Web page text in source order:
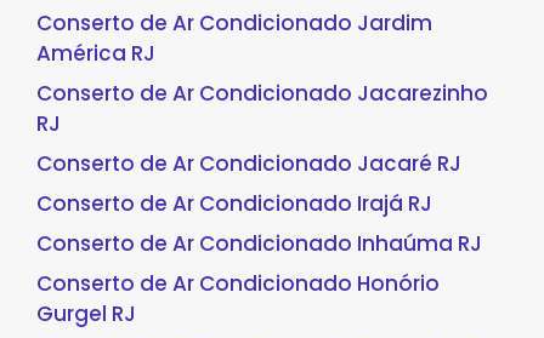
Conserto de Ar Condicionado Jardim
América RJ
Conserto de Ar Condicionado Jacarezinho
RJ
Conserto de Ar Condicionado Jacaré RJ
Conserto de Ar Condicionado Irajá RJ
Conserto de Ar Condicionado Inhaúma RJ
Conserto de Ar Condicionado Honório
Gurgel RJ